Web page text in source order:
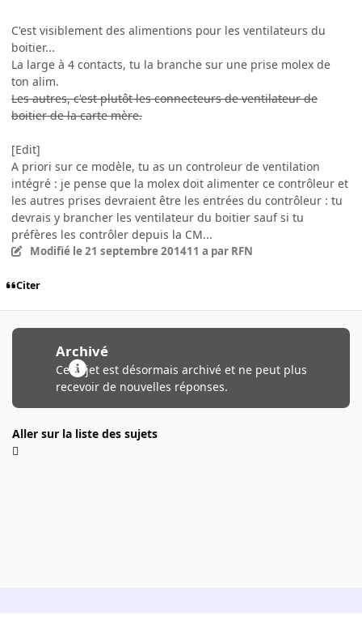
C'est visiblement des alimentions pour les ventilateurs du
boitier...
La large à 4 contacts, tu la branche sur une prise molex de
ton alim.
Les autres, c'est plutôt les connecteurs de ventilateur de
boitier de la carte mère.
[Edit]
A priori sur ce modèle, tu as un controleur de ventilation
intégré : je pense que la molex doit alimenter ce contrôleur et
les autres prises devraient être les entrées du contrôleur : tu
devrais y brancher les ventilateur du boitier sauf si tu
préfères les contrôler depuis la CM...
Modifié le 21 septembre 201411 a par RFN
Citer
Archivé
Ce sujet est désormais archivé et ne peut plus
recevoir de nouvelles réponses.
Aller sur la liste des sujets